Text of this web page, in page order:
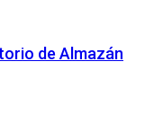
de Almazán